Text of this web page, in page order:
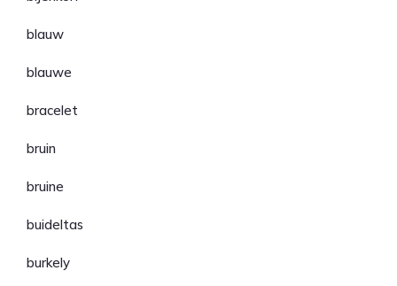
blauw
blauwe
bracelet
bruin
bruine
buideltas
burkely